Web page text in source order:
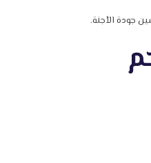
جودة الأجنة.